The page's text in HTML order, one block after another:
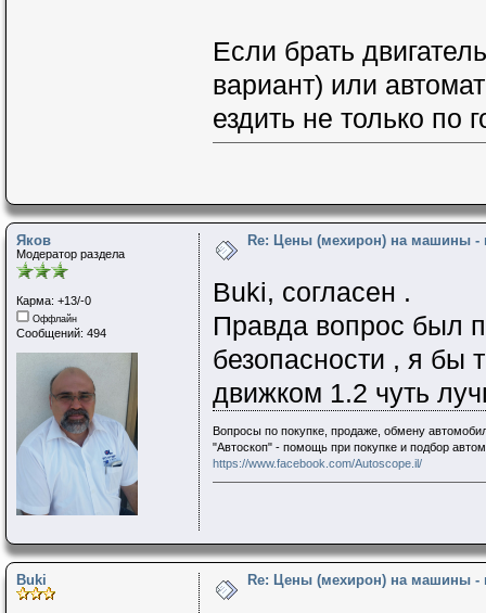
Если брать
вариант) или
ездить не только по
Яков
Модератор раздела
Карма: +13/-0
Оффлайн
Сообщений: 494
Re: Цены (мехирон) на машины -
Buki, согласен .
Правда вопрос был
безопасности , я бы
движком 1.2 чуть
Вопросы по покупке, продаже, обмену
"Автоскоп" - помощь при покупке и подбор
https://www.facebook.com/Autoscope.il/
Buki Re: Цены (мехирон) на машины -